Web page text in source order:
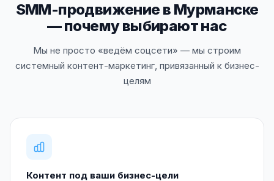
SMM-продвижение в Мурманске
— почему выбирают нас
Мы не просто «ведём соцсети» — мы строим
системный контент-маркетинг, привязанный к бизнес-
целям
Контент под ваши бизнес-цели